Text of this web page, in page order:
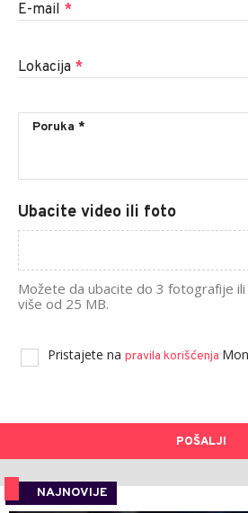
E-mail *
Lokacija *
Ubacite video ili foto
Možete da ubacite do 3 fotografije
više od 25 MB.
Pristajete na pravila korišćenja
POŠALJI
NAJNOVIJE